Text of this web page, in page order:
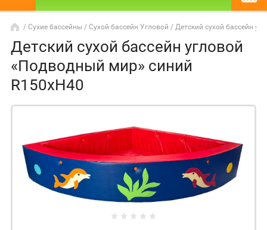
/ Сухие бассейны / Сухой бассейн Угловой / Детский сухой бассейн
Детский сухой бассейн угловой
«Подводный мир» синий
R150xH40